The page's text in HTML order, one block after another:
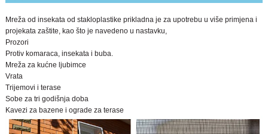
Mreža od insekata od stakloplastike prikladna je za upotrebu u više primjena i
projekata zaštite, kao što je navedeno u nastavku,
Prozori
Protiv komaraca, insekata i buba.
Mreža za kućne ljubimce
Vrata
Trijemovi i terase
Sobe za tri godišnja doba
Kavezi za bazene i ograde za terase